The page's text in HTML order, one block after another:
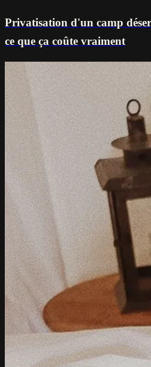
Privatisation d'un camp
ce que ça coûte vraiment